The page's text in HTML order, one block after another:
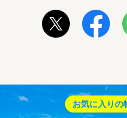
お気に入りの